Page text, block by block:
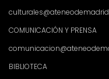
COMUNICACIÓN Y PRENSA
BIBLIOTECA